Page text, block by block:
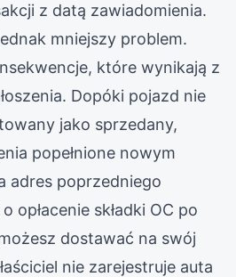
z datą zawiadomienia.
mniejszy problem.
które wynikają z
Dopóki pojazd nie
jako sprzedany,
popełnione nowym
adres poprzedniego
opłacenie składki OC po
dostawać na swój
nie zarejestruje auta